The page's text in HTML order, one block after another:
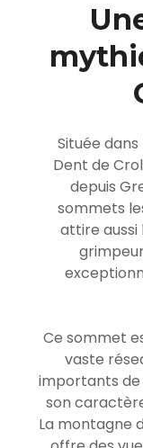
Située
Dent de
depuis
sommets
attire aussi
Ce sommet
vaste
importants de
son
La montagne